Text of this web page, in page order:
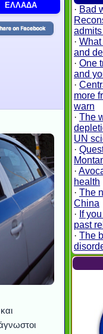
ΕΛΛΑΔΑ
· Bad
· What
and
· One
and
·
more
warn
· The
UN
·
·
health
· The
China
· If
past
· The